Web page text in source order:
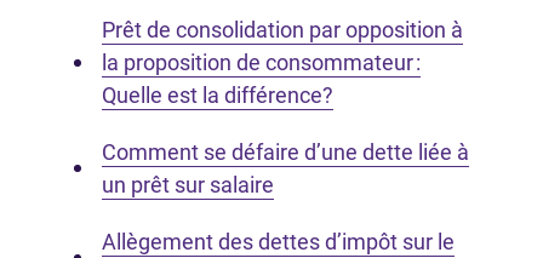
Prêt de consolidation par opposition à
la proposition de consommateur :
Quelle est la différence?
Comment se défaire d’une dette liée à
un prêt sur salaire
Allègement des dettes d’impôt sur le